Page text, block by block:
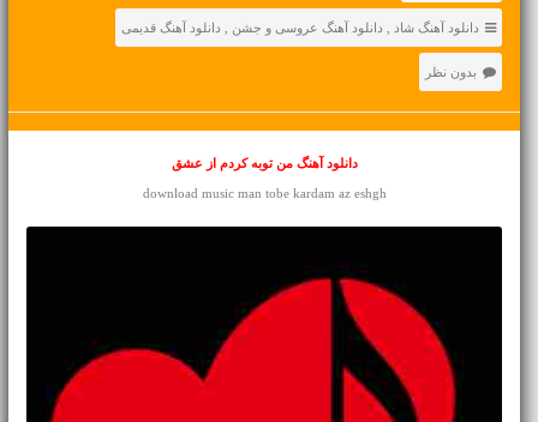
دانلود آهنگ شاد دانلود آهنگ عروسی و جشن دانلود آهنگ قدیمی
بدون نظر
دانلود آهنگ من توبه کردم از عشق
download music man tobe kardam az eshgh